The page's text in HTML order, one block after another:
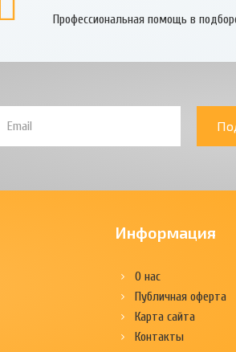
Профессиональная помощь в
Информация
О нас
Публичная оферта
Карта сайта
Контакты